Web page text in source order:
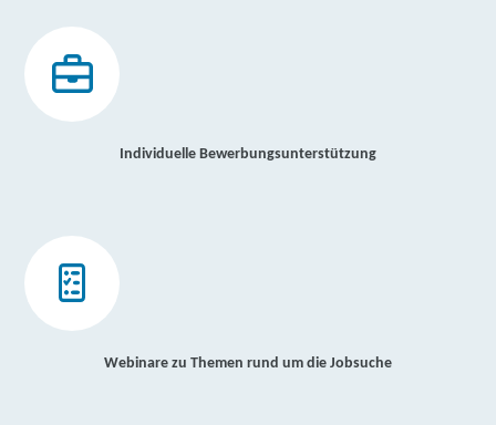
Individuelle Bewerbungsunterstützung
Webinare zu Themen rund um die Jobsuche